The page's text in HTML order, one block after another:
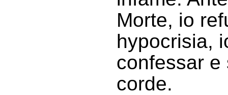
Morte, io
hypocrisia,
confessar e
corde.